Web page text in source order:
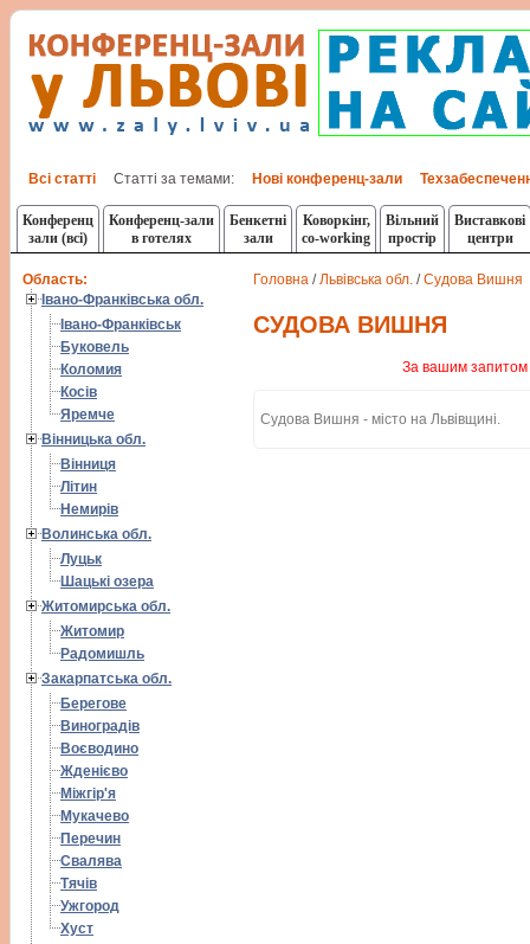
Всі статті Статті за темами: Нові конференц-зали
Конференц
зали (всі)
Конференц-зали
в готелях
Бенкетні
зали
Коворкінг,
co-working
Вільний
простір
Виставкові
центри
Область:
Івано-Франківська обл.
Івано-Франківськ
Буковель
Коломия
Косів
Яремче
Вінницька обл.
Вінниця
Літин
Немирів
Волинська обл.
Луцьк
Шацькі озера
Житомирська обл.
Житомир
Радомишль
Закарпатська обл.
Берегове
Виноградів
Воєводино
Жденієво
Міжгір'я
Мукачево
Перечин
Свалява
Тячів
Ужгород
Хуст
Головна /Львівська обл. /Судова Вишня
СУДОВА ВИШНЯ
За вашим запитом
Судова Вишня - місто на Львівщині.